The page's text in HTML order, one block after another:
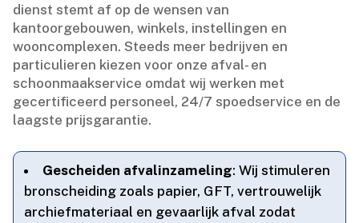
dienst stemt af op de wensen van
kantoorgebouwen, winkels, instellingen en
wooncomplexen.​ Steeds meer bedrijven en
particulieren kiezen voor onze afval- en
schoonmaakservice omdat wij werken met
gecertificeerd personeel, 24/7 spoedservice en de
laagste prijsgarantie.​
Gescheiden afvalinzameling: Wij stimuleren
bronscheiding zoals papier, GFT, vertrouwelijk
archiefmateriaal en gevaarlijk afval zodat